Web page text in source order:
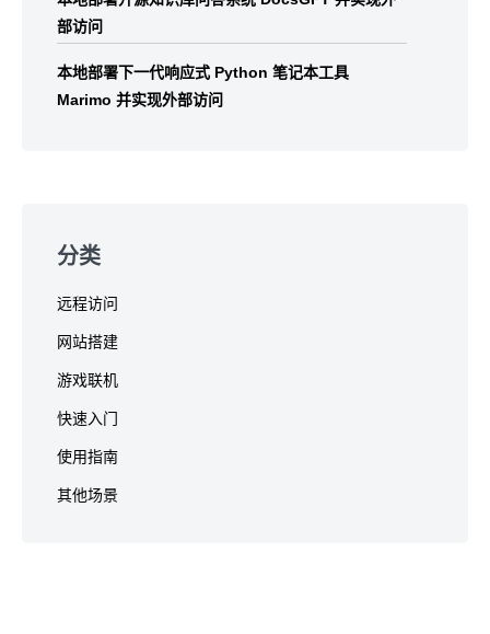
部访问
本地部署下一代响应式 Python 笔记本工具
Marimo 并实现外部访问
分类
远程访问
网站搭建
游戏联机
快速入门
使用指南
其他场景